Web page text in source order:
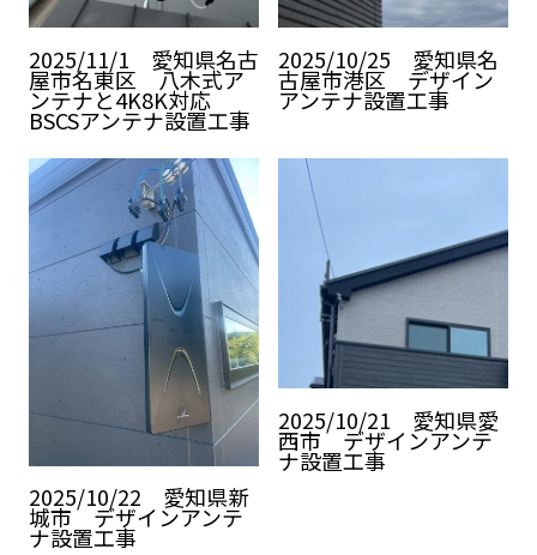
2025/11/1 愛知県名古
屋市名東区 八木式ア
ンテナと4K8K対応
BSCSアンテナ設置工事
2025/10/25 愛知県名
古屋市港区 デザイン
アンテナ設置工事
2025/10/22 愛知県新
城市 デザインアンテ
ナ設置工事
2025/10/21 愛知県愛
西市 デザインアンテ
ナ設置工事